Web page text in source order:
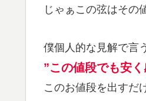
じゃぁこの弦はその
僕個人的な見解で言
”この値段でも安
このお値段を出すだ